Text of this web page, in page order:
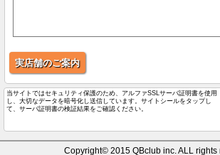
実店舗のご案内
当サイトではセキュリティ保護のため、アルファSSLサーバ証明書を使用
し、大切なデータを暗号化し送信しています。サイトシールをタップし
て、サーバ証明書の検証結果をご確認ください。
Copyright© 2015 QBclub inc. ALL rights